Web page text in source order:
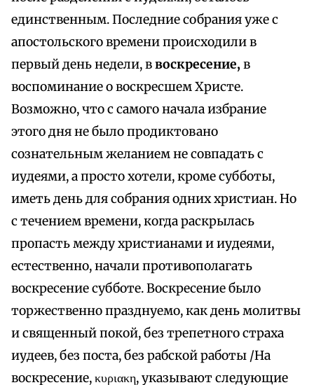
единственным. Последние собрания уже с
апостольского времени происходили в
первый день недели, ввоскресение, в
воспоминание о воскресшем Христе.
Возможно, что с самого начала избрание
этого дня не было продиктовано
сознательным желанием не совпадать с
иудеями, а просто хотели, кроме субботы,
иметь день для собрания одних христиан. Но
с течением времени, когда раскрылась
пропасть между христианами и иудеями,
естественно, начали противополагать
воскресение субботе. Воскресение было
торжественно празднуемо, как день молитвы
и священный покой, без трепетного страха
иудеев, без поста, без рабской работы /На
воскресение, κυριακη, указывают следующие